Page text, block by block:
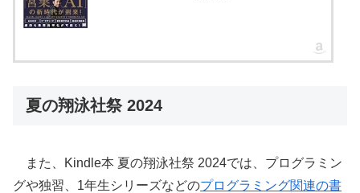
夏の翔泳社祭 2024
また、Kindle本 夏の翔泳社祭 2024では、プログラミン
グや独習、1年生シリーズなどのプログラミング関連の書